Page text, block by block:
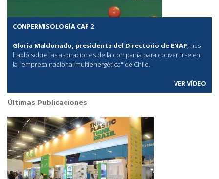
CONPERMISOLOGÍA CAP 2
Gloria Maldonado, presidenta del Directorio de ENAP , nos
habló sobre las aspiraciones de la compañía para convertirse en
la "empresa nacional multienergética" de Chile.
VER VÍDEO
Últimas Publicaciones